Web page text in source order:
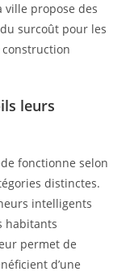
ville propose des
surcoût pour les
construction
leurs
fonctionne selon
distinctes.
intelligents
habitants
permet de
d’une